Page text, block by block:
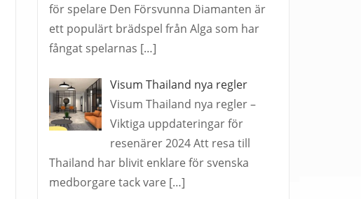
för spelare Den Försvunna Diamanten är
ett populärt brädspel från Alga som har
fångat spelarnas […]
Visum Thailand nya regler
Visum Thailand nya regler –
Viktiga uppdateringar för
resenärer 2024 Att resa till
Thailand har blivit enklare för svenska
medborgare tack vare […]